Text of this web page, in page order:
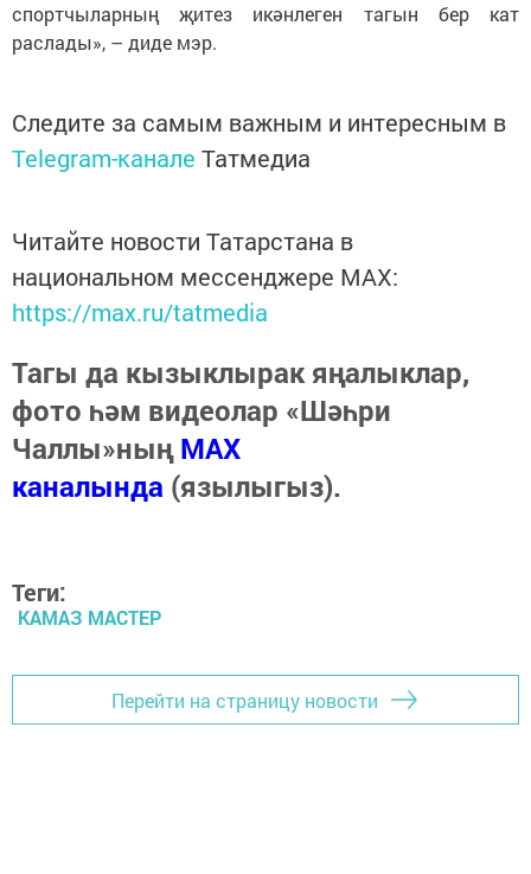
спортчыларның җитез икәнлеген тагын бер кат
раслады», – диде мэр.
Следите за самым важным и интересным в
Telegram-канале Татмедиа
Читайте новости Татарстана в
национальном мессенджере MАХ:
https://max.ru/tatmedia
Тагы да кызыклырак яңалыклар,
фото һәм видеолар «Шәһри
Чаллы»ныңMAX
каналында (язылыгыз).
Теги:
КАМАЗ МАСТЕР
Перейти на страницу новости